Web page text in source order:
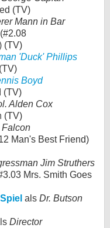
(TV)
Mann in Bar
(TV)
'Duck' Phillips
Boyd
(TV)
Alden Cox
(TV)
Falcon
Man's Best Friend)
Jim Struthers
Mrs. Smith Goes
als Dr. Butson
Director